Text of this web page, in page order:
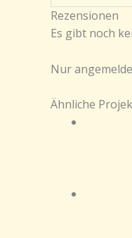
Rezensionen
Es gibt noch
Nur
Ähnliche